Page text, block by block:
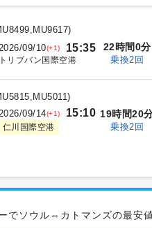
)
09/10(+1) 15:35
トリブバン国際空港
22時間0分
乗換2回
)
2026/09/14(+1) 15:10
仁川国際空港
19時間20
乗換2回
でソウル⇔カトマンズの最安